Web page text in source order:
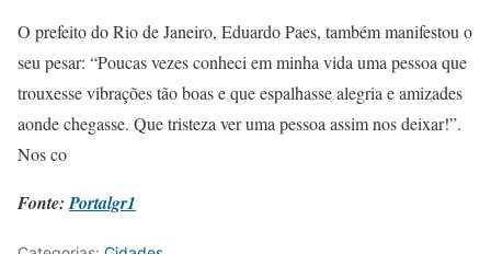
O prefeito do Rio de Janeiro, Eduardo Paes, também manifestou o
seu pesar: “Poucas vezes conheci em minha vida uma pessoa que
trouxesse vibrações tão boas e que espalhasse alegria e amizades
aonde chegasse. Que tristeza ver uma pessoa assim nos deixar!”.
Nos co
Fonte:Portalgr1